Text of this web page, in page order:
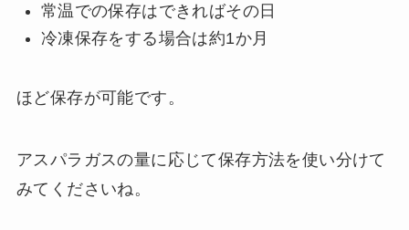
常温での保存はできればその日
冷凍保存をする場合は約1か月
ほど保存が可能です。
アスパラガスの量に応じて保存方法を使い分けて
みてくださいね。